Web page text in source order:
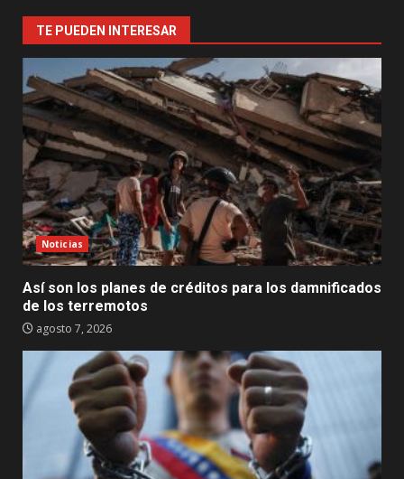
TE PUEDEN INTERESAR
Noticias
Así son los planes de créditos para los damnificados
de los terremotos
agosto 7, 2026